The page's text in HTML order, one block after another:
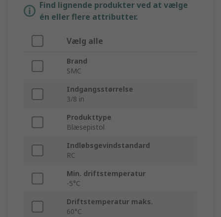
Find lignende produkter ved at vælge
én eller flere attributter.
Vælg alle
Brand
SMC
Indgangsstørrelse
3/8 in
Produkttype
Blæsepistol
Indløbsgevindstandard
RC
Min. driftstemperatur
-5°C
Driftstemperatur maks.
60°C